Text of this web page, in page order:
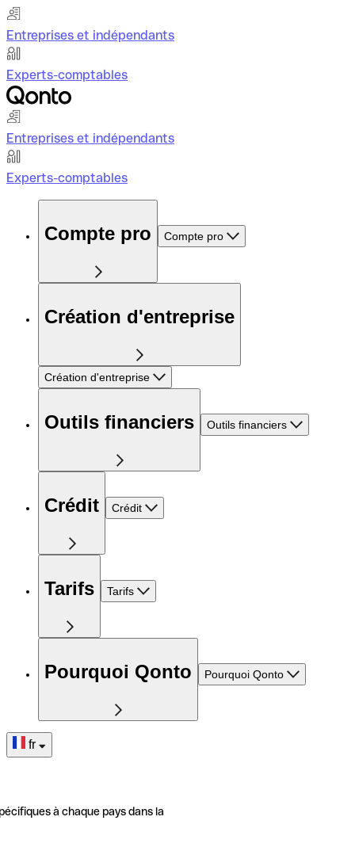
Entreprises et indépendants
Experts-comptables
Entreprises et indépendants
Experts-comptables
Compte pro Compte pro
Création d'entreprise
Création d'entreprise
Outils financiers Outils financiers
Crédit Crédit
Tarifs Tarifs
Pourquoi Qonto Pourquoi Qonto
fr
à chaque pays dans la